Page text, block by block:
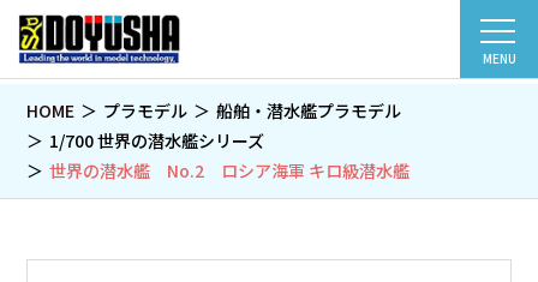
MENU
HOME プラモデル
船舶・潜水艦プラモデル
1/700 世界の潜水艦シリーズ
世界の潜水艦 No.2 ロシア海軍 キロ級潜水艦